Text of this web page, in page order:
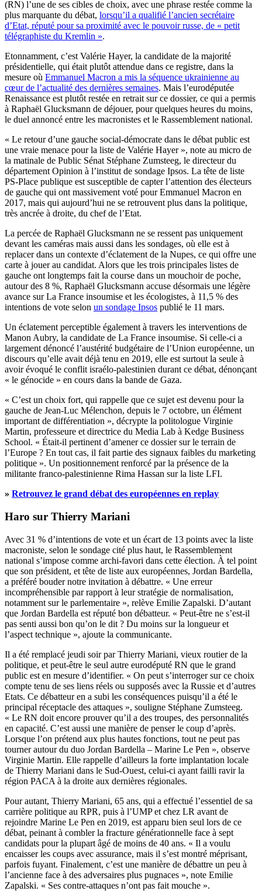
(RN) l’une de ses cibles de choix, avec une phrase restée comme la
plus marquante du débat, lorsqu’il a qualifié l’ancien secrétaire
d’Etat, réputé pour sa proximité avec le pouvoir russe, de « petit
télégraphiste du Kremlin ».
Etonnamment, c’est Valérie Hayer, la candidate de la majorité
présidentielle, qui était plutôt attendue dans ce registre, dans la
mesure où Emmanuel Macron a mis la séquence ukrainienne au
cœur de l’actualité des dernières semaines. Mais l’eurodéputée
Renaissance est plutôt restée en retrait sur ce dossier, ce qui a permis
à Raphaël Glucksmann de déjouer, pour quelques heures du moins,
le duel annoncé entre les macronistes et le Rassemblement national.
« Le retour d’une gauche social-démocrate dans le débat public est
une vraie menace pour la liste de Valérie Hayer », note au micro de
la matinale de Public Sénat Stéphane Zumsteeg, le directeur du
département Opinion à l’institut de sondage Ipsos. La tête de liste
PS-Place publique est susceptible de capter l’attention des électeurs
de gauche qui ont massivement voté pour Emmanuel Macron en
2017, mais qui aujourd’hui ne se retrouvent plus dans la politique,
très ancrée à droite, du chef de l’Etat.
La percée de Raphaël Glucksmann ne se ressent pas uniquement
devant les caméras mais aussi dans les sondages, où elle est à
replacer dans un contexte d’éclatement de la Nupes, ce qui offre une
carte à jouer au candidat. Alors que les trois principales listes de
gauche ont longtemps fait la course dans un mouchoir de poche,
autour des 8 %, Raphaël Glucksmann accuse désormais une légère
avance sur La France insoumise et les écologistes, à 11,5 % des
intentions de vote selon un sondage Ipsos publié le 11 mars.
Un éclatement perceptible également à travers les interventions de
Manon Aubry, la candidate de La France insoumise. Si celle-ci a
largement dénoncé l’austérité budgétaire de l’Union européenne, un
discours qu’elle avait déjà tenu en 2019, elle est surtout la seule à
avoir évoqué le conflit israélo-palestinien durant ce débat, dénonçant
« le génocide » en cours dans la bande de Gaza.
« C’est un choix fort, qui rappelle que ce sujet est devenu pour la
gauche de Jean-Luc Mélenchon, depuis le 7 octobre, un élément
important de différentiation », décrypte la politologue Virginie
Martin, professeure et directrice du Media Lab à Kedge Business
School. « Était-il pertinent d’amener ce dossier sur le terrain de
l’Europe ? En tout cas, il fait partie des signaux faibles du marketing
politique ». Un positionnement renforcé par la présence de la
militante franco-palestinienne Rima Hassan sur la liste LFI.
» Retrouvez le grand débat des européennes en replay
Haro sur Thierry Mariani
Avec 31 % d’intentions de vote et un écart de 13 points avec la liste
macroniste, selon le sondage cité plus haut, le Rassemblement
national s’impose comme archi-favori dans cette élection. À tel point
que son président, et tête de liste aux européennes, Jordan Bardella,
a préféré bouder notre invitation à débattre. « Une erreur
incompréhensible par rapport à leur stratégie de normalisation,
notamment sur le parlementaire », relève Emilie Zapalski. D’autant
que Jordan Bardella est réputé bon débatteur. « Peut-être ne s’est-il
pas senti aussi bon qu’on le dit ? Du moins sur la longueur et
l’aspect technique », ajoute la communicante.
Il a été remplacé jeudi soir par Thierry Mariani, vieux routier de la
politique, et peut-être le seul autre eurodéputé RN que le grand
public est en mesure d’identifier. « On peut s’interroger sur ce choix
compte tenu de ses liens réels ou supposés avec la Russie et d’autres
Etats. Ce débatteur en a subi les conséquences puisqu’il a été le
principal réceptacle des attaques », souligne Stéphane Zumsteeg.
« Le RN doit encore prouver qu’il a des troupes, des personnalités
en capacité. C’est aussi une manière de penser le coup d’après.
Lorsque l’on prétend aux plus hautes fonctions, tout ne peut pas
tourner autour du duo Jordan Bardella – Marine Le Pen », observe
Virginie Martin. Elle rappelle d’ailleurs la forte implantation locale
de Thierry Mariani dans le Sud-Ouest, celui-ci ayant failli ravir la
région PACA à la droite aux dernières régionales.
Pour autant, Thierry Mariani, 65 ans, qui a effectué l’essentiel de sa
carrière politique au RPR, puis à l’UMP et chez LR avant de
rejoindre Marine Le Pen en 2019, est apparu bien seul lors de ce
débat, peinant à combler la fracture générationnelle face à sept
candidats pour la plupart âgé de moins de 40 ans. « Il a voulu
encaisser les coups avec assurance, mais il s’est montré méprisant,
parfois fuyant. Finalement, c’est une manière de débattre un peu à
l’ancienne face à des adversaires plus pugnaces », note Emilie
Zapalski. « Ses contre-attaques n’ont pas fait mouche ».